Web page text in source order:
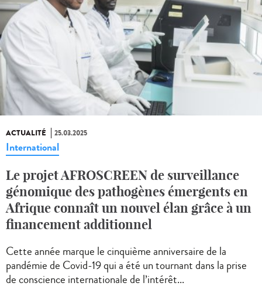
ACTUALITÉ 25.03.2025
International
Le projet AFROSCREEN de surveillance
génomique des pathogènes émergents en
Afrique connaît un nouvel élan grâce à un
financement additionnel
Cette année marque le cinquième anniversaire de la
pandémie de Covid-19 qui a été un tournant dans la prise
de conscience internationale de l’intérêt...